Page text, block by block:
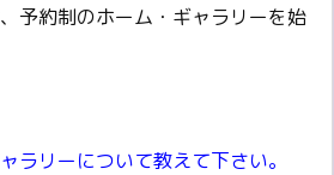
予約制のホーム・ギャラリーを始
ラリーについて教えて下さい。